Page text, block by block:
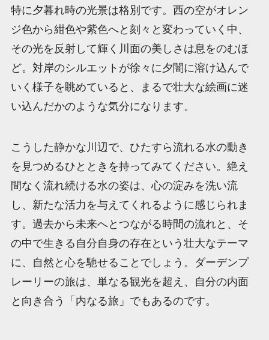
特に夕暮れ時の光景は格別です。西の空がオレン
ジ色から紺色や紫色へと刻々と変わっていく中、
その光を反射して輝く川面の美しさは息をのむほ
ど。対岸のシルエットが徐々に夕闇に溶け込んで
いく様子を眺めていると、まるで壮大な絵画に迷
い込んだかのような気分になります。
こうした静かな川辺で、ひたすら流れる水の動き
を見つめるひとときを持ってみてください。絶え
間なく流れ続ける水の姿は、心の淀みを洗い流
し、新たな活力を与えてくれるように感じられま
す。過去から未来へとつながる時間の流れと、そ
の中で生きる自分自身の存在という壮大なテーマ
に、自然と心を馳せることでしょう。ダーデンプ
レーリーの旅は、単なる観光を超え、自分の内面
と向き合う「内なる旅」でもあるのです。